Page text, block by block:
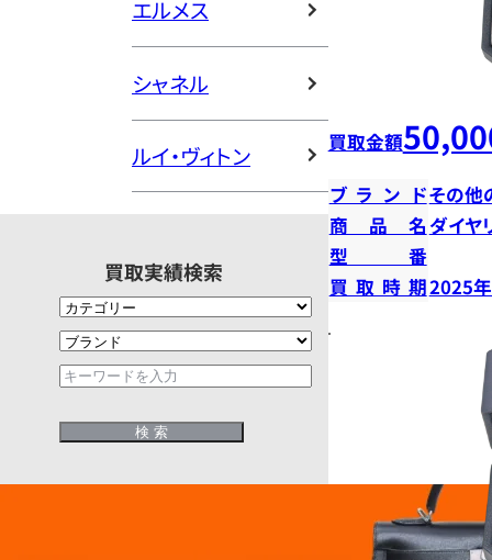
エルメス
シャネル
ルイ・ヴィトン
買取実績検索
買取金額
ブランドその他
商品名ダイヤ
型番
買取時期2025